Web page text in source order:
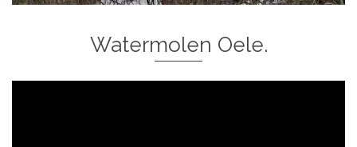
Watermolen Oele.